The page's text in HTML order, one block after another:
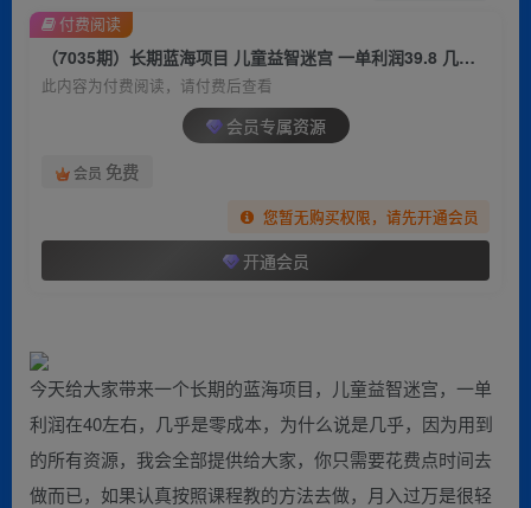
（7035期）长期蓝海项目 儿童益智迷宫 一单利润39.8 几乎零成本 一部手机实现月入过万
此内容为付费阅读，请付费后查看
会员专属资源
会员 免费
您暂无购买权限，请先开通会员
开通会员
付费阅读
今天给大家带来一个长期的蓝海项目，儿童益智迷宫，一单
利润在40左右，几乎是零成本，为什么说是几乎，因为用到
的所有资源，我会全部提供给大家，你只需要花费点时间去
做而已，如果认真按照课程教的方法去做，月入过万是很轻